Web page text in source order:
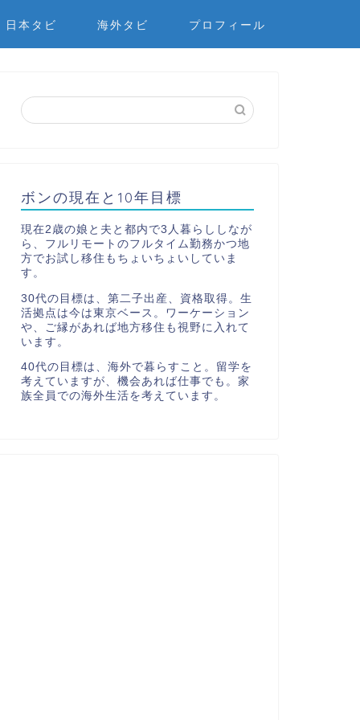
日本タビ 海外タビ プロフィール
ボンの現在と10年目標
現在2歳の娘と夫と都内で3人暮らししなが
ら、フルリモートのフルタイム勤務かつ地
方でお試し移住もちょいちょいしていま
す。
30代の目標は、第二子出産、資格取得。生
活拠点は今は東京ベース。ワーケーション
や、ご縁があれば地方移住も視野に入れて
います。
40代の目標は、海外で暮らすこと。留学を
考えていますが、機会あれば仕事でも。家
族全員での海外生活を考えています。